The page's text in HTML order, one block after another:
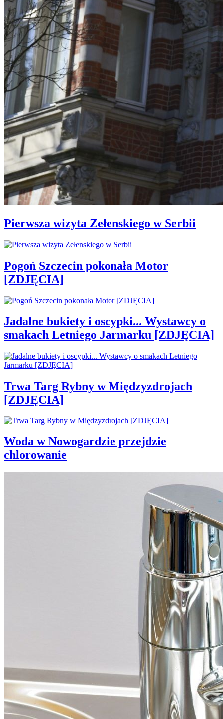
Pierwsza wizyta Zełenskiego w Serbii
Pogoń Szczecin pokonała Motor
[ZDJĘCIA]
Jadalne bukiety i oscypki... Wystawcy o
smakach Letniego Jarmarku [ZDJĘCIA]
Trwa Targ Rybny w Międzyzdrojach
[ZDJĘCIA]
Woda w Nowogardzie przejdzie
chlorowanie